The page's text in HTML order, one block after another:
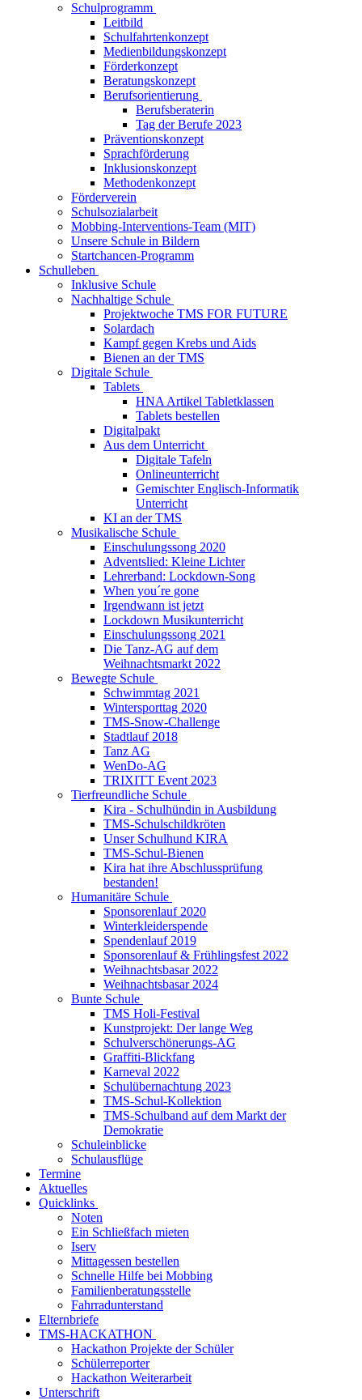
Schulprogramm
Leitbild
Schulfahrtenkonzept
Medienbildungskonzept
Förderkonzept
Beratungskonzept
Berufsorientierung
Berufsberaterin
Tag der Berufe 2023
Präventionskonzept
Sprachförderung
Inklusionskonzept
Methodenkonzept
Förderverein
Schulsozialarbeit
Mobbing-Interventions-Team (MIT)
Unsere Schule in Bildern
Startchancen-Programm
Schulleben
Inklusive Schule
Nachhaltige Schule
Projektwoche TMS FOR FUTURE
Solardach
Kampf gegen Krebs und Aids
Bienen an der TMS
Digitale Schule
Tablets
HNA Artikel Tabletklassen
Tablets bestellen
Digitalpakt
Aus dem Unterricht
Digitale Tafeln
Onlineunterricht
Gemischter Englisch-Informatik
Unterricht
KI an der TMS
Musikalische Schule
Einschulungssong 2020
Adventslied: Kleine Lichter
Lehrerband: Lockdown-Song
When you´re gone
Irgendwann ist jetzt
Lockdown Musikunterricht
Einschulungssong 2021
Die Tanz-AG auf dem
Weihnachtsmarkt 2022
Bewegte Schule
Schwimmtag 2021
Wintersporttag 2020
TMS-Snow-Challenge
Stadtlauf 2018
Tanz AG
WenDo-AG
TRIXITT Event 2023
Tierfreundliche Schule
Kira - Schulhündin in Ausbildung
TMS-Schulschildkröten
Unser Schulhund KIRA
TMS-Schul-Bienen
Kira hat ihre Abschlussprüfung
bestanden!
Humanitäre Schule
Sponsorenlauf 2020
Winterkleiderspende
Spendenlauf 2019
Sponsorenlauf & Frühlingsfest 2022
Weihnachtsbasar 2022
Weihnachtsbasar 2024
Bunte Schule
TMS Holi-Festival
Kunstprojekt: Der lange Weg
Schulverschönerungs-AG
Graffiti-Blickfang
Karneval 2022
Schulübernachtung 2023
TMS-Schul-Kollektion
TMS-Schulband auf dem Markt der
Demokratie
Schuleinblicke
Schulausflüge
Termine
Aktuelles
Quicklinks
Noten
Ein Schließfach mieten
Iserv
Mittagessen bestellen
Schnelle Hilfe bei Mobbing
Familienberatungsstelle
Fahrradunterstand
Elternbriefe
TMS-HACKATHON
Hackathon Projekte der Schüler
Schülerreporter
Hackathon Weiterarbeit
Unterschrift